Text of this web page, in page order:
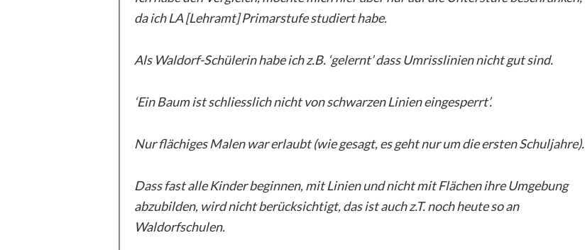
da ich LA [Lehramt] Primarstufe studiert habe.
Als Waldorf-Schülerin habe ich z.B. ‘gelernt’ dass Umrisslinien nicht gut sind.
‘Ein Baum ist schliesslich nicht von schwarzen Linien eingesperrt’.
Nur flächiges Malen war erlaubt (wie gesagt, es geht nur um die ersten Schuljahre).
Dass fast alle Kinder beginnen, mit Linien und nicht mit Flächen ihre Umgebung
abzubilden, wird nicht berücksichtigt, das ist auch z.T. noch heute so an
Waldorfschulen.